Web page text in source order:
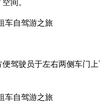
驾驶员于左右两侧车门